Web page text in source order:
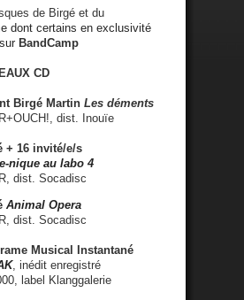
de Birgé et du
dont certains en exclusivité
BandCamp
CD
Birgé Martin Les déments
dist. Inouïe
+ 16 invité/e/s
nique au labo 4
dist. Socadisc
Animal Opera
dist. Socadisc
Musical Instantané
, inédit enregistré
label Klanggalerie